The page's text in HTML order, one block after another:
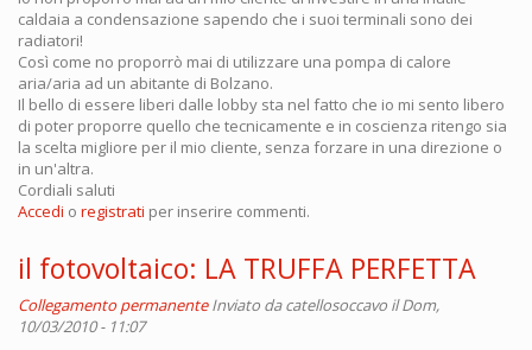
caldaia a condensazione sapendo che i suoi terminali sono dei
radiatori!
Così come no proporrò mai di utilizzare una pompa di calore
aria/aria ad un abitante di Bolzano.
Il bello di essere liberi dalle lobby sta nel fatto che io mi sento libero
di poter proporre quello che tecnicamente e in coscienza ritengo sia
la scelta migliore per il mio cliente, senza forzare in una direzione o
in un'altra.
Cordiali saluti
Accedi o registrati per inserire commenti.
il fotovoltaico: LA TRUFFA PERFETTA
Collegamento permanente Inviato dacatellosoccavo il Dom,
10/03/2010 - 11:07